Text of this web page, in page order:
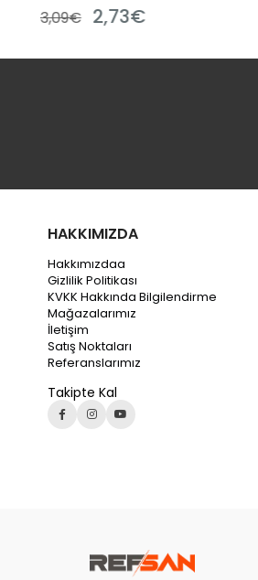
5,50€
HAKKIMIZDA
Hakkımızdaa
Gizlilik Politikası
KVKK Hakkında Bilgilendirme
Mağazalarımız
İletişim
Satış Noktaları
Referanslarımız
Takipte Kal